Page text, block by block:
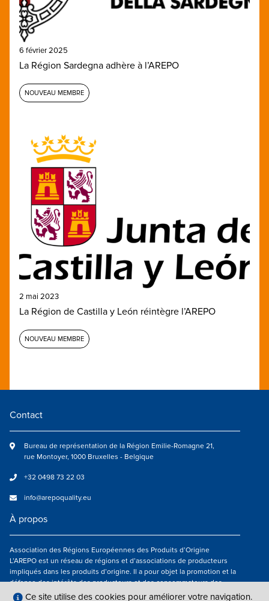
6 février 2025
La Région Sardegna adhère à l’AREPO
NOUVEAU MEMBRE
2 mai 2023
La Région de Castilla y León réintègre l’AREPO
NOUVEAU MEMBRE
Contact
Bureau de représentation de la Région Emilie-Romagne 21,
rue Montoyer, 1000 Bruxelles - Belgique
+32 0498 73 22 03
info@arepoquality.eu
À propos
Association des Régions Européennes des Produits d’Origine
L’AREPO est un réseau de régions et d’associations de producteurs
impliqués dans les produits d’origine. Il a pour objet la promotion et la
défense des intérêts des producteurs et des consommateurs des
régions européennes engagés dans la valorisation des produits
Ce site utilise des cookies pour améliorer votre navigation.